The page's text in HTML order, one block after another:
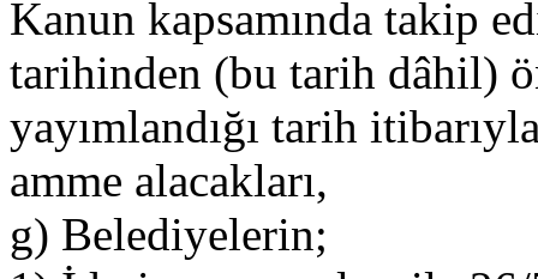
Kanun kapsamında takip
tarihinden (bu tarih dâhil)
yayımlandığı tarih
amme alacakları,
g) Belediyelerin;